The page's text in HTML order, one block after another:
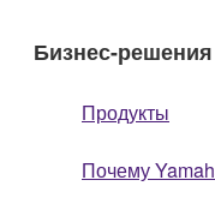
Бизнес-решения
Продукты
Почему